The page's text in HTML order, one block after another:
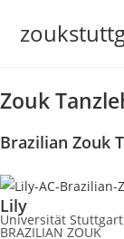
Zouk
Brazilian Zouk
Lily
Universität
BRAZILIAN ZOUK